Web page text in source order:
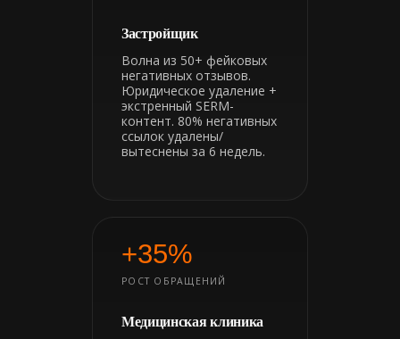
Застройщик
Волна из 50+ фейковых
негативных отзывов.
Юридическое удаление +
экстренный SERM-
контент. 80% негативных
ссылок удалены/
вытеснены за 6 недель.
+35%
РОСТ ОБРАЩЕНИЙ
Медицинская клиника